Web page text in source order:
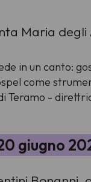
Maria degli
in un canto:
come
Teramo -
giugno